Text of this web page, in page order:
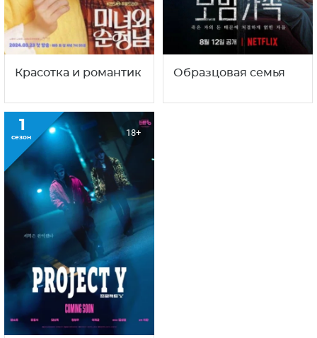
Красотка и романтик Образцовая семья
1
сезон 18+